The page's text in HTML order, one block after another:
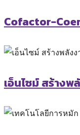
Cofactor-
เอ็นไซม์ สร้างพ